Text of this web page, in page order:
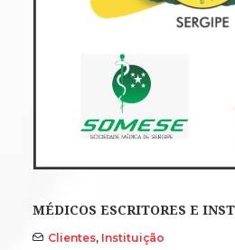
MÉDICOS ESCRITORES E
Clientes, Instituição